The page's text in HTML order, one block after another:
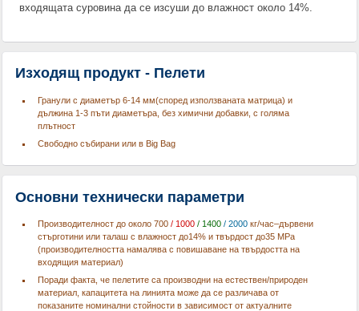
входящата суровина да се изсуши до влажност около 14%.
Изходящ продукт - Пелети
Гранули с диаметър 6-14 мм(според използваната матрица) и
дължина 1-3 пъти диаметъра, без химични добавки, с голяма
плътност
Свободно събирани или в Big Bag
Основни технически параметри
Производителност до около 700/ 1000/ 1400/ 2000кг/час–дървени
стърготини или талаш с влажност до14% и твърдост до35 MPa
(производителността намалява с повишаване на твърдостта на
входящия материал)
Поради факта, че пелетите са производни на естествен/природен
материал, капацитета на линията може да се различава от
показаните номинални стойности в зависимост от актуалните